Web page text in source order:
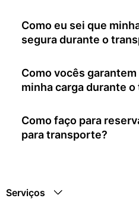
Como eu sei que
segura durante o
Como vocês
minha carga durante
Como faço para
para transporte?
Serviços